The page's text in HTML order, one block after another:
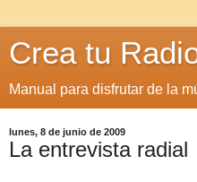
Crea tu
Manual para disfrutar de la
lunes, 8 de junio de 2009
La entrevista radial